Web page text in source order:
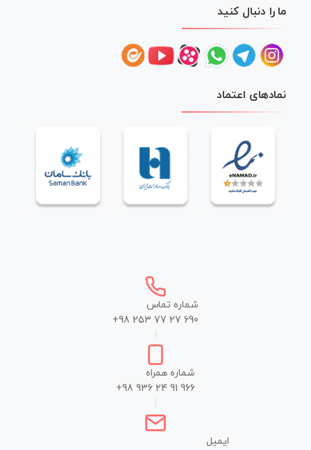
ما را دنبال کنید
نمادهای اعتماد
شماره تماس
+98 253 77 27 690
شماره همراه
+98 936 24 91 966
ایمیل